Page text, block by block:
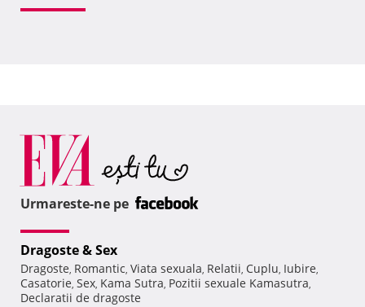
Urmareste-ne pe
Dragoste & Sex
Dragoste, Romantic, Viata sexuala, Relatii, Cuplu, Iubire,
Casatorie, Sex, Kama Sutra, Pozitii sexuale Kamasutra,
Declaratii de dragoste